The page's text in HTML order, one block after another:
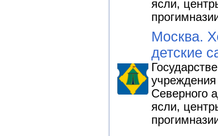
ясли,
Москва.
детские
Северного
ясли,